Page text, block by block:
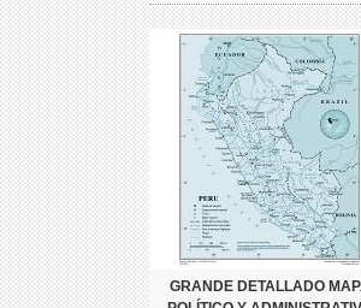
GRANDE DETALLADO